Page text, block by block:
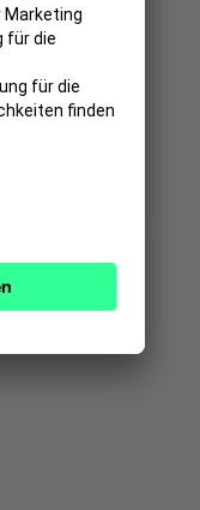
pro Jahr
u.v.m.